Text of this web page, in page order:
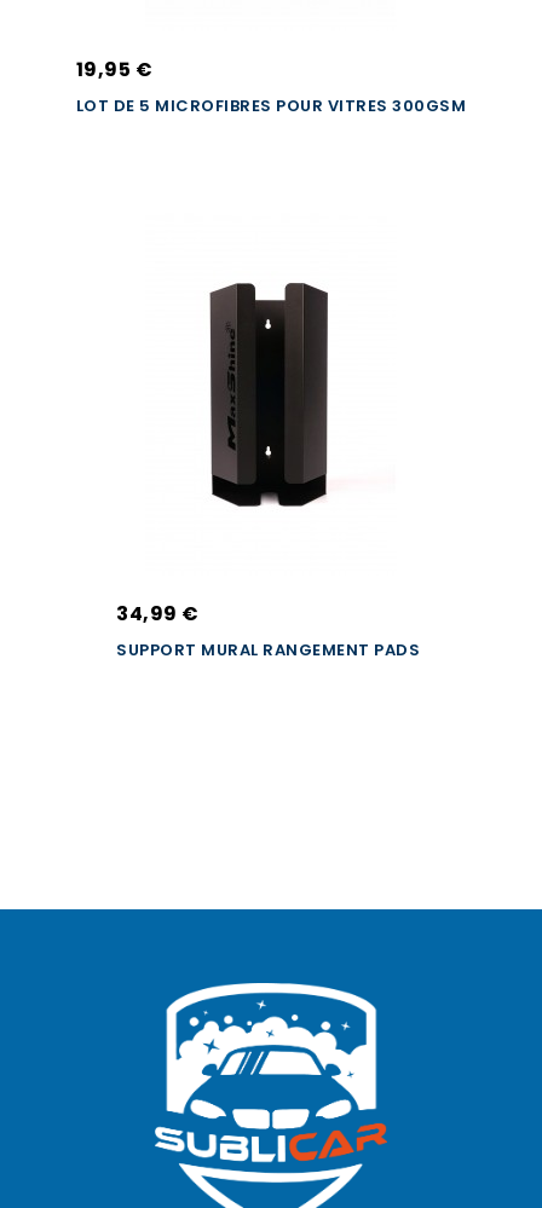
19,95 €
LOT DE 5 MICROFIBRES POUR VITRES 300GSM
34,99 €
SUPPORT MURAL RANGEMENT PADS